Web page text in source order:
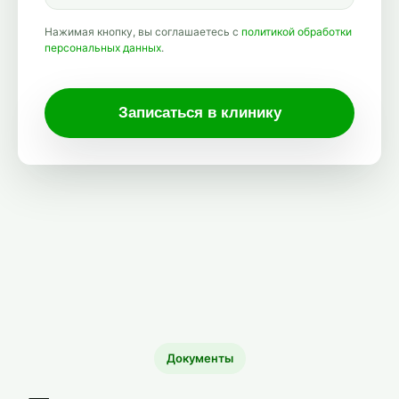
Нажимая кнопку, вы соглашаетесь с политикой обработки
персональных данных.
Записаться в клинику
Документы